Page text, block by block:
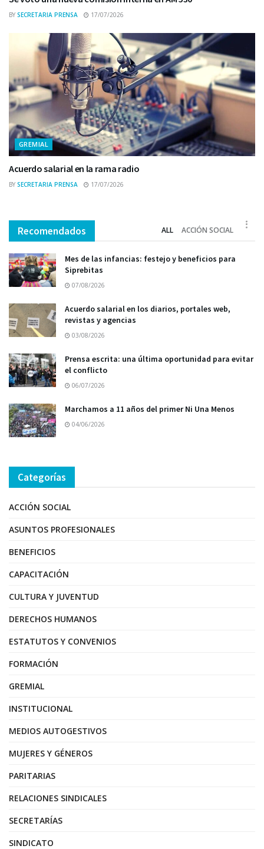
BY SECRETARIA PRENSA 17/07/2026
GREMIAL
Acuerdo salarial en la rama radio
BY SECRETARIA PRENSA 17/07/2026
Recomendados ALL ACCIÓN SOCIAL
Mes de las infancias: festejo y beneficios para
Siprebitas
07/08/2026
Acuerdo salarial en los diarios, portales web,
revistas y agencias
03/08/2026
Prensa escrita: una última oportunidad para evitar
el conflicto
06/07/2026
Marchamos a 11 años del primer Ni Una Menos
04/06/2026
Categorías
ACCIÓN SOCIAL
ASUNTOS PROFESIONALES
BENEFICIOS
CAPACITACIÓN
CULTURA Y JUVENTUD
DERECHOS HUMANOS
ESTATUTOS Y CONVENIOS
FORMACIÓN
GREMIAL
INSTITUCIONAL
MEDIOS AUTOGESTIVOS
MUJERES Y GÉNEROS
PARITARIAS
RELACIONES SINDICALES
SECRETARÍAS
SINDICATO